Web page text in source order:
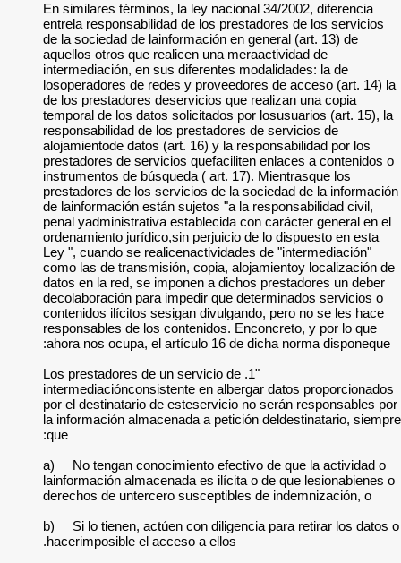
En similares
entrela
de la sociedad de
aquellos otros que
intermediación, en
losoperadores de
de los prestadores
temporal de los
responsabilidad de
alojamientode
prestadores de
instrumentos de
prestadores de los
de lainformación
penal
ordenamiento
Ley ", cuando se
como las de
datos en la red, se
decolaboración
contenidos ilícitos
responsables de
ahora nos ocupa,
por el destinatario
la información
a)
No tengan
lainformación
derechos de
b)
Si lo tienen,